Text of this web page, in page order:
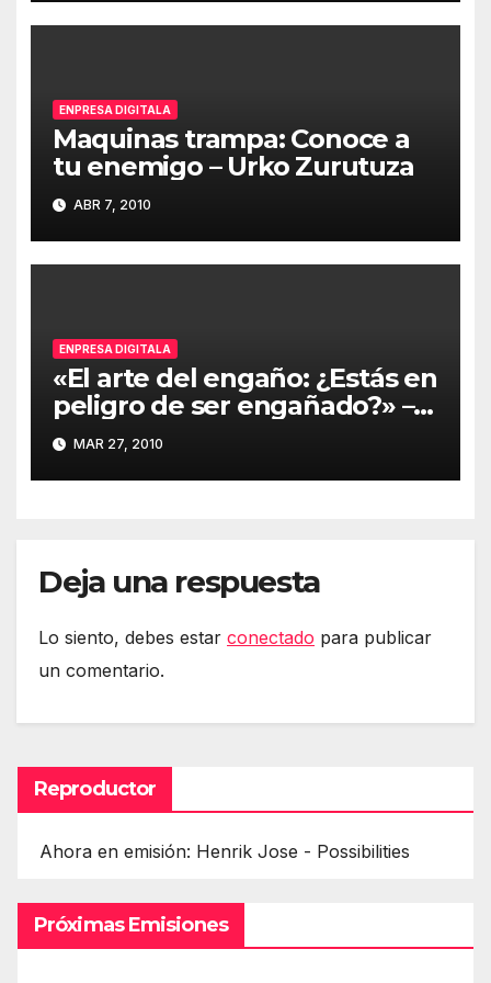
ENPRESA DIGITALA
Maquinas trampa: Conoce a
tu enemigo – Urko Zurutuza
ABR 7, 2010
ENPRESA DIGITALA
«El arte del engaño: ¿Estás en
peligro de ser engañado?» –
Kevin Mitnick
MAR 27, 2010
Deja una respuesta
Lo siento, debes estar conectado para publicar
un comentario.
Reproductor
Ahora en emisión: Henrik Jose - Possibilities
Próximas Emisiones